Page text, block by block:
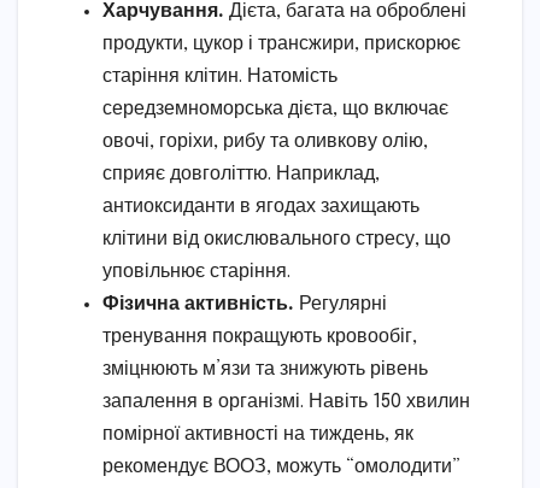
Харчування. Дієта, багата на оброблені
продукти, цукор і трансжири, прискорює
старіння клітин. Натомість
середземноморська дієта, що включає
овочі, горіхи, рибу та оливкову олію,
сприяє довголіттю. Наприклад,
антиоксиданти в ягодах захищають
клітини від окислювального стресу, що
уповільнює старіння.
Фізична активність. Регулярні
тренування покращують кровообіг,
зміцнюють м’язи та знижують рівень
запалення в організмі. Навіть 150 хвилин
помірної активності на тиждень, як
рекомендує ВООЗ, можуть “омолодити”